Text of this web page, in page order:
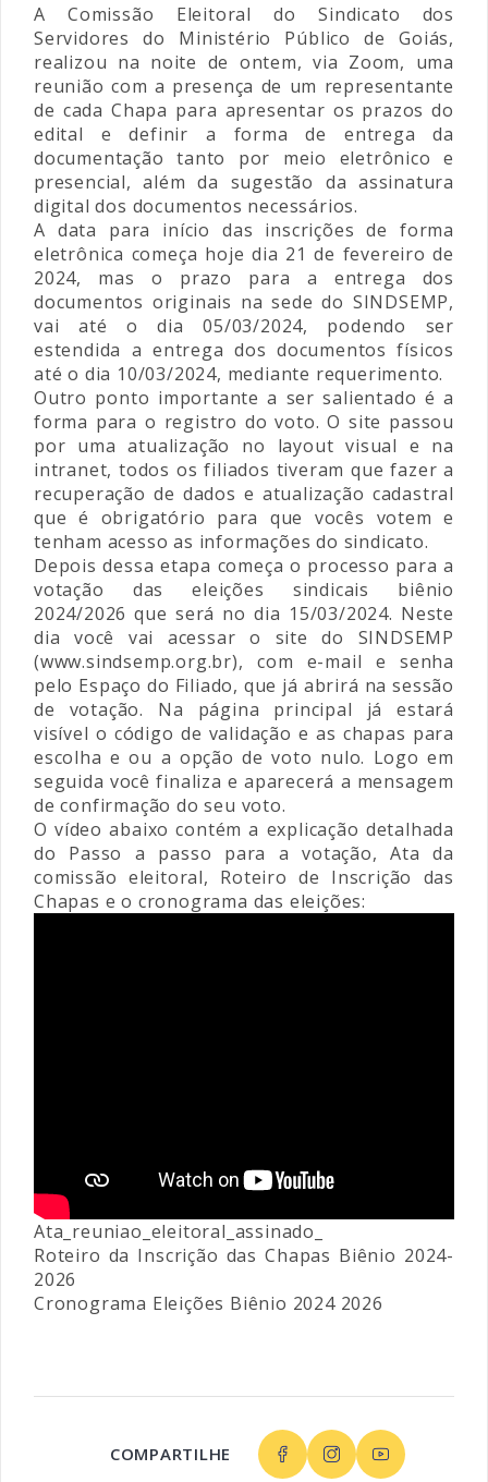
A Comissão Eleitoral do Sindicato dos
Servidores do Ministério Público de Goiás,
realizou na noite de ontem, via Zoom, uma
reunião com a presença de um representante
de cada Chapa para apresentar os prazos do
edital e definir a forma de entrega da
documentação tanto por meio eletrônico e
presencial, além da sugestão da assinatura
digital dos documentos necessários.
A data para início das inscrições de forma
eletrônica começa hoje dia 21 de fevereiro de
2024, mas o prazo para a entrega dos
documentos originais na sede do SINDSEMP,
vai até o dia 05/03/2024, podendo ser
estendida a entrega dos documentos físicos
até o dia 10/03/2024, mediante requerimento.
Outro ponto importante a ser salientado é a
forma para o registro do voto. O site passou
por uma atualização no layout visual e na
intranet, todos os filiados tiveram que fazer a
recuperação de dados e atualização cadastral
que é obrigatório para que vocês votem e
tenham acesso as informações do sindicato.
Depois dessa etapa começa o processo para a
votação das eleições sindicais biênio
2024/2026 que será no dia 15/03/2024. Neste
dia você vai acessar o site do SINDSEMP
(www.sindsemp.org.br), com e-mail e senha
pelo Espaço do Filiado, que já abrirá na sessão
de votação. Na página principal já estará
visível o código de validação e as chapas para
escolha e ou a opção de voto nulo. Logo em
seguida você finaliza e aparecerá a mensagem
de confirmação do seu voto.
O vídeo abaixo contém a explicação detalhada
do Passo a passo para a votação, Ata da
comissão eleitoral, Roteiro de Inscrição das
Chapas e o cronograma das eleições:
Ata_reuniao_eleitoral_assinado_
Roteiro da Inscrição das Chapas Biênio 2024-
2026
Cronograma Eleições Biênio 2024 2026
COMPARTILHE